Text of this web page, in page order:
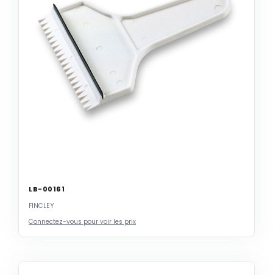
LB-00161
FINCLEY
Connectez-vous pour voir les prix